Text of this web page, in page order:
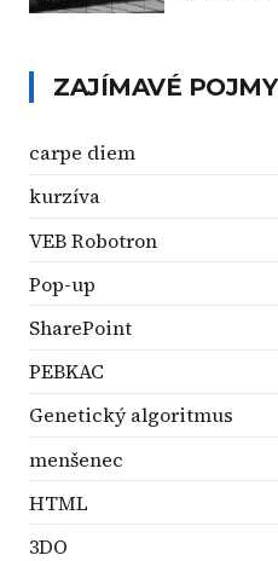
ZAJÍMAVÉ POJMY
carpe diem
kurzíva
VEB Robotron
Pop-up
SharePoint
PEBKAC
Genetický algoritmus
menšenec
HTML
3DO